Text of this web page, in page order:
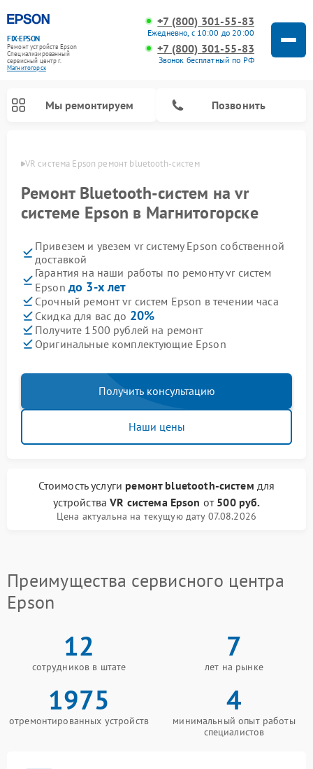
FIX-EPSON
Ремонт устройств Epson
Специализированный
cервисный центр г.
Магнитогорск
+7 (800) 301-55-83
Ежедневно, с 10:00 до 20:00
+7 (800) 301-55-83
Звонок бесплатный по РФ
Мы ремонтируем Позвонить
VR система Epson ремонт bluetooth-систем
Ремонт Bluetooth-систем на vr
системе Epson в Магнитогорске
Привезем и увезем vr систему Epson собственной
доставкой
Гарантия на наши работы по ремонту vr систем
Epson до 3-х лет
Срочный ремонт vr систем Epson в течении часа
Скидка для вас до 20%
Получите 1500 рублей на ремонт
Оригинальные комплектующие Epson
Получить консультацию
Наши цены
Стоимость услуги ремонт bluetooth-систем для
устройстваVR система Epson от 500 руб.
Цена актуальна на текущую дату 07.08.2026
Преимущества сервисного центра
Epson
12
сотрудников в штате
7
лет на рынке
1975
отремонтированных устройств
4
минимальный опыт работы
специалистов